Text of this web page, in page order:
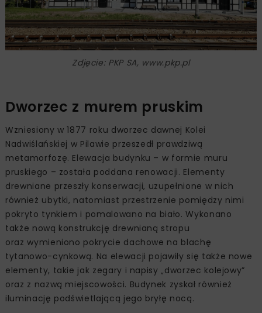
Zdjęcie: PKP SA, www.pkp.pl
Dworzec z murem pruskim
Wzniesiony w 1877 roku dworzec dawnej Kolei
Nadwiślańskiej w Pilawie przeszedł prawdziwą
metamorfozę. Elewacja budynku – w formie muru
pruskiego – została poddana renowacji. Elementy
drewniane przeszły konserwacji, uzupełnione w nich
również ubytki, natomiast przestrzenie pomiędzy nimi
pokryto tynkiem i pomalowano na biało. Wykonano
także nową konstrukcję drewnianą stropu
oraz wymieniono pokrycie dachowe na blachę
tytanowo-cynkową. Na elewacji pojawiły się także nowe
elementy, takie jak zegary i napisy „dworzec kolejowy”
oraz z nazwą miejscowości. Budynek zyskał również
iluminację podświetlającą jego bryłę nocą.